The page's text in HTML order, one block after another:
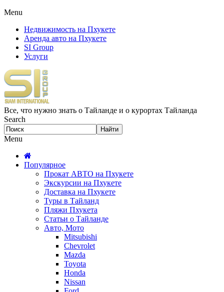
Menu
Недвижимость на Пхукете
Аренда авто на Пхукете
SI Group
Услуги
Все, что нужно знать о Тайланде и о курортах Тайланда
Search
Menu
Популярное
Прокат АВТО на Пхукете
Экскурсии на Пхукете
Доставка на Пхукете
Туры в Тайланд
Пляжи Пхукета
Статьи о Тайланде
Авто, Мото
Mitsubishi
Chevrolet
Mazda
Toyota
Honda
Nissan